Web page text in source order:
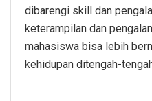
dibarengi skill dan
keterampilan dan
mahasiswa bisa lebih
kehidupan ditengah-